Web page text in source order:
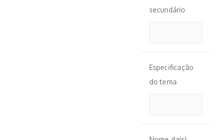
secundário
Especificação
do tema